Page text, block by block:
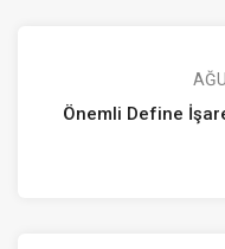
Önemli Define